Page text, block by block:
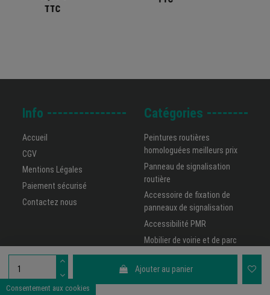
Ajouter au panier
Info
Accueil
CGV
Mentions Légales
Paiement sécurisé
Contactez nous
Catégories
Peintures routières
homologuées meilleurs prix
Panneau de signalisation
routière
Accessoire de fixation de
panneaux de signalisation
Accessibilité PMR
Mobilier de voirie et de parc
Une réalisation
Consentement aux cookies